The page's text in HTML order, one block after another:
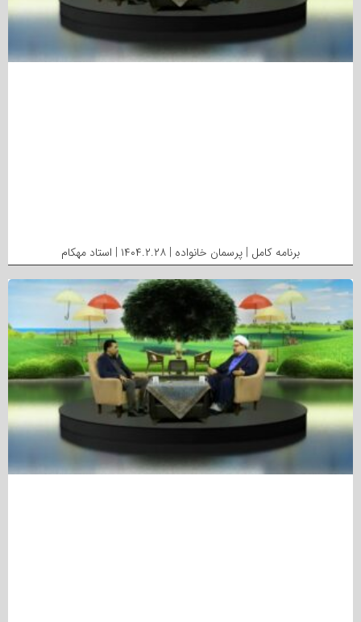
برنامه کامل | پرسمان خانواده | ۱۴۰۴.۲.۲۸ | استاد مهکام